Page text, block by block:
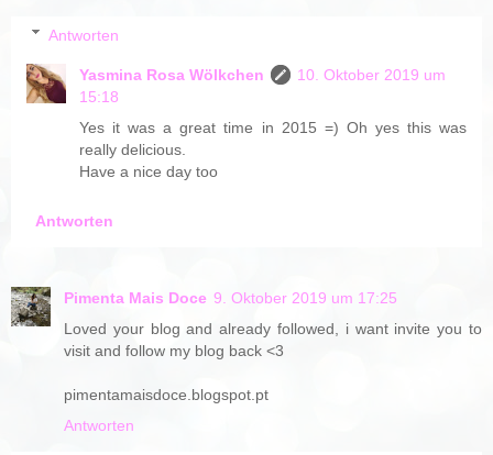
Antworten
Yasmina Rosa Wölkchen
10. Oktober 2019 um
15:18
Yes it was a great time in 2015 =) Oh yes this was
really delicious.
Have a nice day too
Antworten
Pimenta Mais Doce 9. Oktober 2019 um 17:25
Loved your blog and already followed, i want invite you to
visit and follow my blog back <3
pimentamaisdoce.blogspot.pt
Antworten